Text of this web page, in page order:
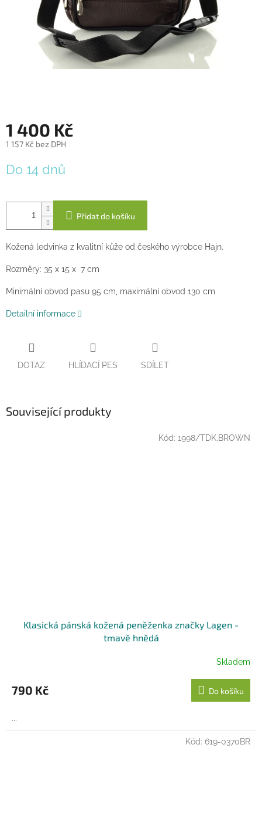
1 400 Kč
1 157 Kč bez DPH
cena:
Do 14 dnů
Přidat do košíku
Kožená ledvinka z kvalitní kůže od českého výrobce Hajn.
Rozměry: 35 x 15 x 7 cm
Minimální obvod pasu 95 cm, maximální obvod 130 cm
Detailní informace
DOTAZ HLÍDACÍ PES SDÍLET
Související produkty
Klasická pánská kožená peněženka značky Lagen -
tmavě hnědá
Skladem
790 Kč Do košíku
...
Kód: 1998/TDK.BROWN
Kód: 619-0370BR